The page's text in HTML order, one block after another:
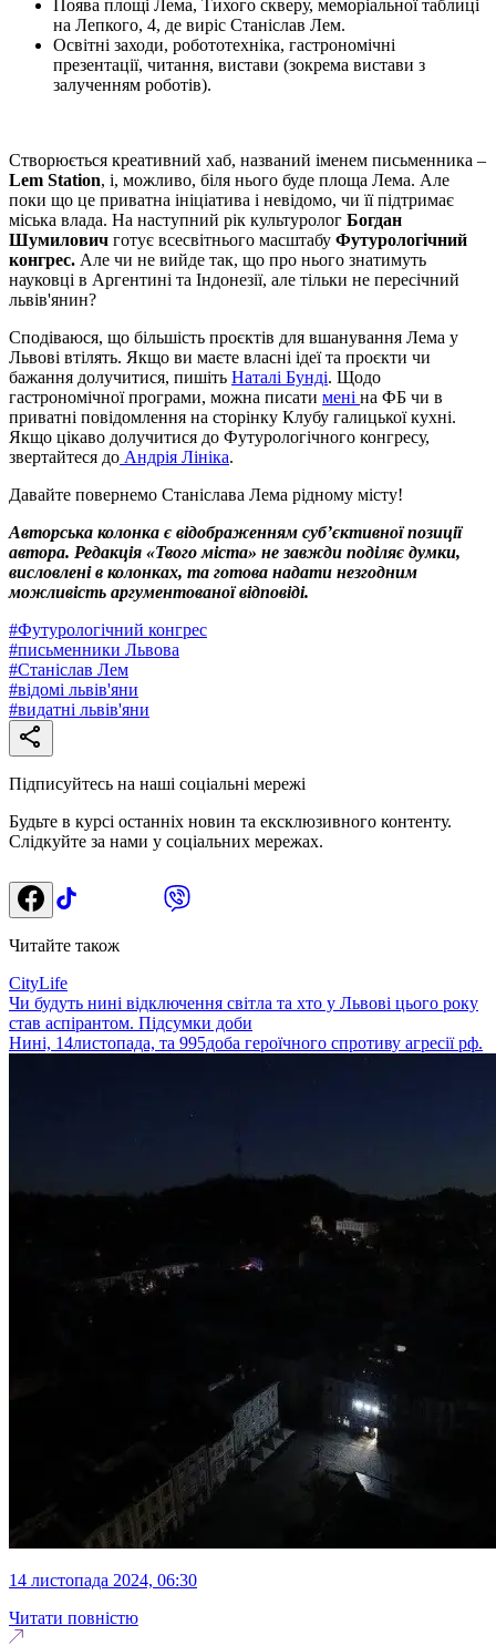
Поява площі Лема, Тихого скверу, меморіальної таблиці
на Лепкого, 4, де виріс Станіслав Лем.
Освітні заходи, робототехніка, гастрономічні
презентації, читання, вистави (зокрема вистави з
залученням роботів).
Створюється креативний хаб, названий іменем письменника –
Lem Station, і, можливо, біля нього буде площа Лема. Але
поки що це приватна ініціатива і невідомо, чи її підтримає
міська влада. На наступний рік культуролог Богдан
Шумилович готує всесвітнього масштабу Футурологічний
конгрес. Але чи не вийде так, що про нього знатимуть
науковці в Аргентині та Індонезії, але тільки не пересічний
львів'янин?
Сподіваюся, що більшість проєктів для вшанування Лема у
Львові втілять. Якщо ви маєте власні ідеї та проєкти чи
бажання долучитися, пишіть Наталі Бунді. Щодо
гастрономічної програми, можна писати мені на ФБ чи в
приватні повідомлення на сторінку Клубу галицької кухні.
Якщо цікаво долучитися до Футурологічного конгресу,
звертайтеся до Андрія Лініка.
Давайте повернемо Станіслава Лема рідному місту!
Авторська колонка є відображенням суб’єктивної позиції
автора. Редакція «Твого міста» не завжди поділяє думки,
висловлені в колонках, та готова надати незгодним
можливість аргументованої відповіді.
#Футурологічний конгрес
#письменники Львова
#Станіслав Лем
#відомі львів'яни
#видатні львів'яни
Підписуйтесь на наші соціальні мережі
Будьте в курсі останніх новин та ексклюзивного контенту.
Слідкуйте за нами у соціальних мережах.
Читайте також
CityLife
Чи будуть нині відключення світла та хто у Львові цього року
став аспірантом. Підсумки доби
Нині, 14листопада, та 995доба героїчного спротиву агресії рф.
14 листопада 2024, 06:30
Читати повністю